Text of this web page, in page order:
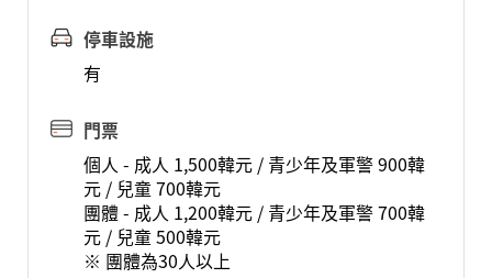
停車設施
有
門票
個人 - 成人 1,500韓元 / 青少年及軍警 900韓
元 / 兒童 700韓元
團體 - 成人 1,200韓元 / 青少年及軍警 700韓
元 / 兒童 500韓元
※ 團體為30人以上